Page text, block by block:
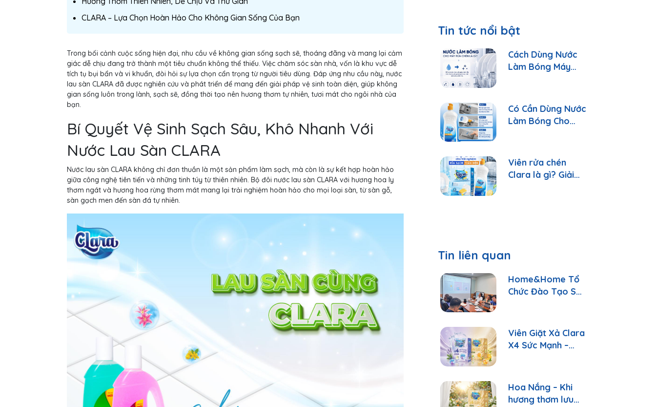
CLARA – Lựa Chọn Hoàn Hảo Cho Không Gian Sống Của Bạn
Trong bối cảnh cuộc sống hiện đại, nhu cầu về không gian sống sạch sẽ, thoáng đãng và mang lại cảm
giác dễ chịu đang trở thành một tiêu chuẩn không thể thiếu. Việc chăm sóc sàn nhà, vốn là khu vực dễ
tích tụ bụi bẩn và vi khuẩn, đòi hỏi sự lựa chọn cẩn trọng từ người tiêu dùng. Đáp ứng nhu cầu này, nước
lau sàn CLARA đã được nghiên cứu và phát triển để mang đến giải pháp vệ sinh toàn diện, giúp không
gian sống luôn trong lành, sạch sẽ, đồng thời tạo nên hương thơm tự nhiên, tươi mát cho ngôi nhà của
bạn.
Bí Quyết Vệ Sinh Sạch Sâu, Khô Nhanh Với
Nước Lau Sàn CLARA
Nước lau sàn CLARA không chỉ đơn thuần là một sản phẩm làm sạch, mà còn là sự kết hợp hoàn hảo
giữa công nghệ tiên tiến và những tinh túy từ thiên nhiên. Bộ đôi nước lau sàn CLARA với hương hoa ly
thơm ngát và hương hoa rừng thơm mát mang lại trải nghiệm hoàn hảo cho mọi loại sàn, từ sàn gỗ,
sàn gạch men đến sàn đá tự nhiên.
Tin tức nổi bật
Cách Dùng Nước
Làm Bóng Máy
Có Cần Dùng Nước
Làm Bóng Cho
Viên rửa chén
Clara là gì? Giải
Tin liên quan
Home&Home Tổ
Chức Đào Tạo Sản
Hơn
Viên Giặt Xả Clara
X4 Sức Mạnh –
Hoa Nắng – Khi
hương thơm lưu